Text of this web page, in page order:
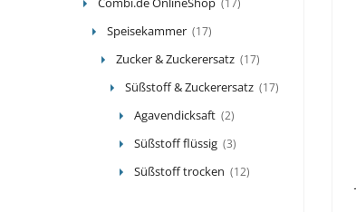
Speisekammer (17)
Zucker & Zuckerersatz (17)
Süßstoff & Zuckerersatz (17)
Agavendicksaft (2)
Süßstoff flüssig (3)
Süßstoff trocken (12)